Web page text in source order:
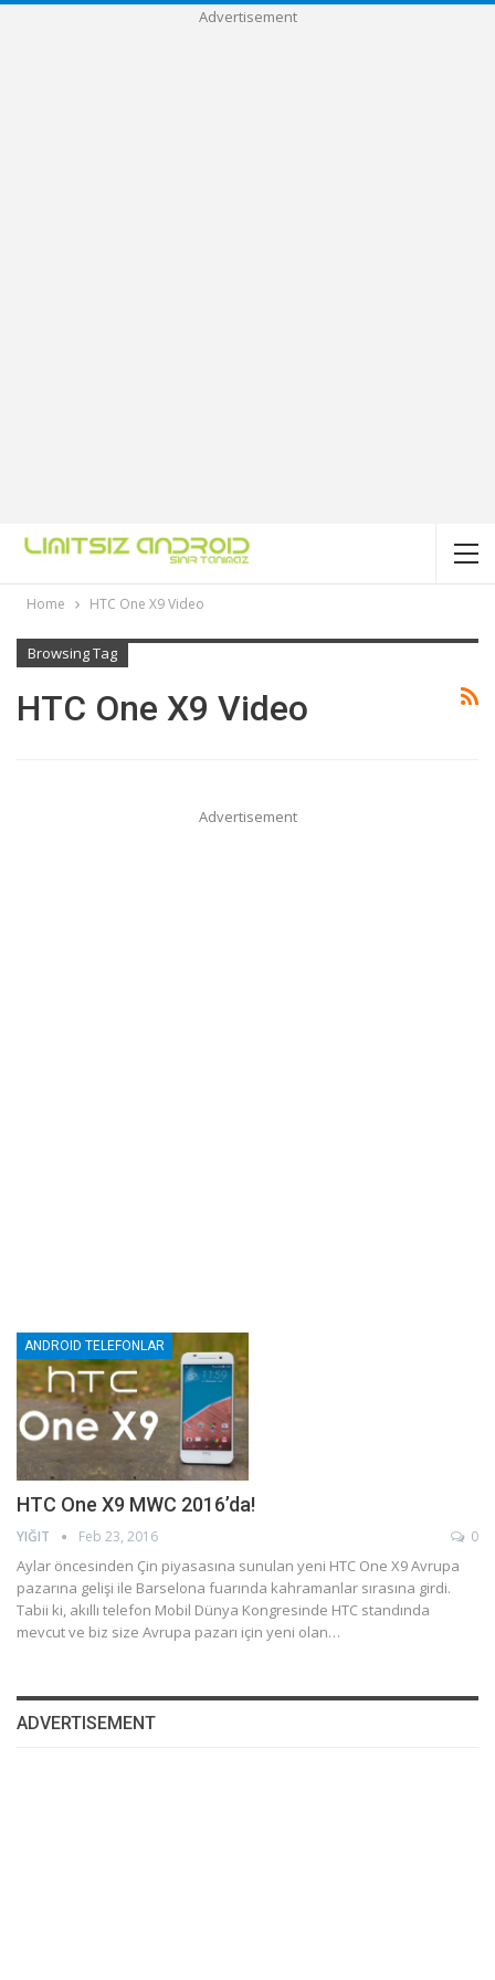
Advertisement
Home HTC One X9 Video
Browsing Tag
HTC One X9 Video
Advertisement
ANDROID TELEFONLAR
HTC One X9 MWC 2016’da!
YIĞIT Feb 23, 2016 0
Aylar öncesinden Çin piyasasına sunulan yeni HTC One X9 Avrupa
pazarına gelişi ile Barselona fuarında kahramanlar sırasına girdi.
Tabii ki, akıllı telefon Mobil Dünya Kongresinde HTC standında
mevcut ve biz size Avrupa pazarı için yeni olan…
ADVERTISEMENT